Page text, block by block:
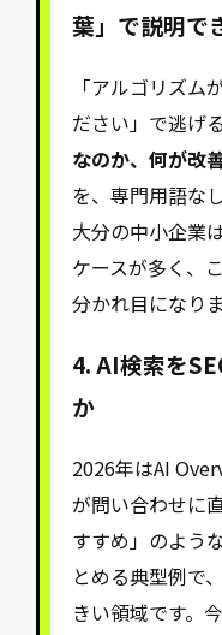
葉」で説明で
「アルゴリズム
ださい」で逃げ
なのか、何が改
を、専門用語な
大分の中小企業
ケースが多く、
分かれ目になりま
4. AI検索を
か
2026年はAI
が問い合わせに
すすめ」のよう
とめる典型例で
きい領域です。